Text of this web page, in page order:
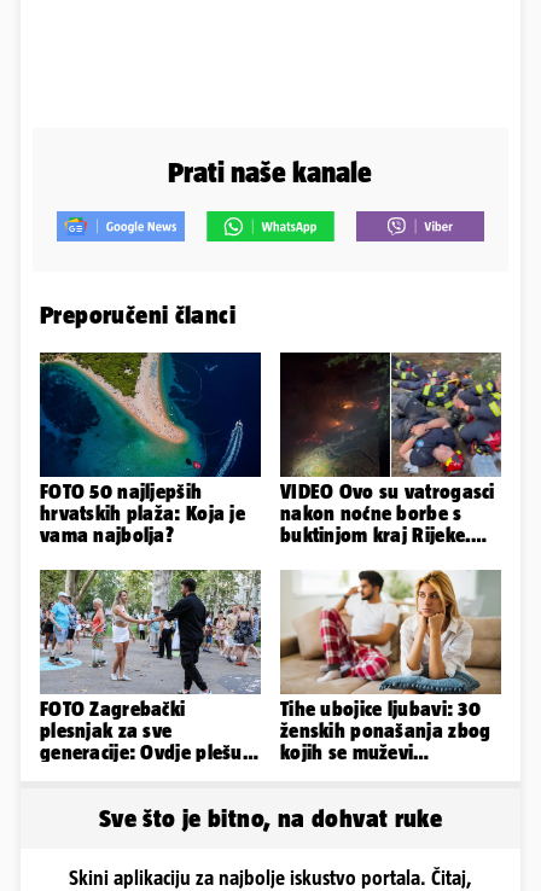
Prati naše kanale
Preporučeni članci
FOTO 50 najljepših
hrvatskih plaža: Koja je
vama najbolja?
VIDEO Ovo su vatrogasci
nakon noćne borbe s
buktinjom kraj Rijeke.
FOTO Zagrebački
plesnjak za sve
generacije: Ovdje plešu
Tihe ubojice ljubavi: 30
ženskih ponašanja zbog
kojih se muževi
Sve što je bitno, na dohvat ruke
Skini aplikaciju za najbolje iskustvo portala. Čitaj,